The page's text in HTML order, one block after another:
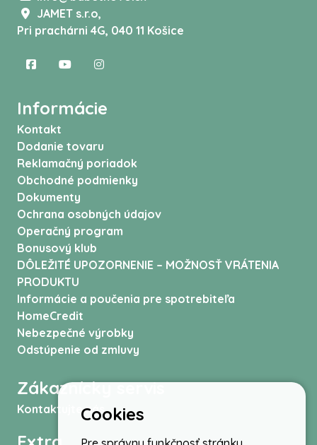
JAMET s.r.o,
Pri prachárni 4G, 040 11 Košice
Informácie
Kontakt
Dodanie tovaru
Reklamačný poriadok
Obchodné podmienky
Dokumenty
Ochrana osobných údajov
Operačný program
Bonusový klub
DÔLEŽITÉ UPOZORNENIE – MOŽNOSŤ VRÁTENIA
PRODUKTU
Informácie a poučenia pre spotrebiteľa
HomeCredit
Nebezpečné výrobky
Odstúpenie od zmluvy
Zákaznícky servis
Kontaktujte násCookies